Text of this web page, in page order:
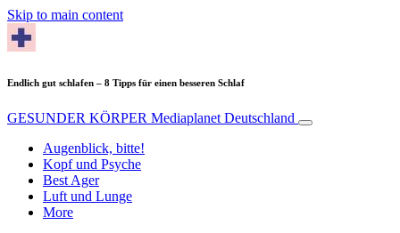
Skip to main content
Endlich gut schlafen – 8 Tipps für einen besseren Schlaf
GESUNDER KÖRPER Mediaplanet Deutschland
Augenblick, bitte!
Kopf und Psyche
Best Ager
Luft und Lunge
More